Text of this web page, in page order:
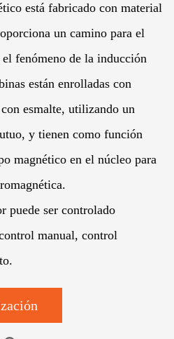
está fabricado con material
un camino para el
fenómeno de la inducción
están enrolladas con
esmalte, utilizando un
y tienen como función
magnético en el núcleo para
puede ser controlado
manual, control